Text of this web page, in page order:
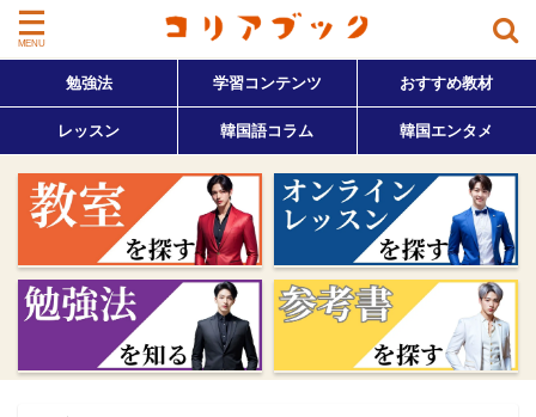
勉強法 学習コンテンツ おすすめ教材
レッスン 韓国語コラム 韓国エンタメ